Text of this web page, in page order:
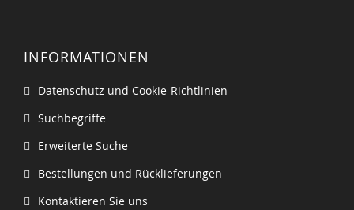
INFORMATIONEN
Datenschutz und Cookie-Richtlinien
Suchbegriffe
Erweiterte Suche
Bestellungen und Rücklieferungen
Kontaktieren Sie uns